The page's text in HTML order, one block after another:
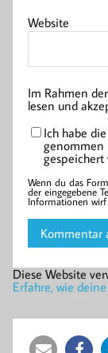
Website
Im Rahmen
lesen und
Ich habe
genommen
gespeichert
Wenn du das
der eingegebene
Informationen
Diese Website
Erfahre, wie